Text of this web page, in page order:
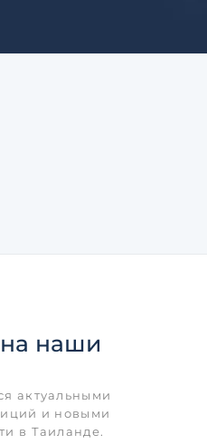
на наши
актуальными
и новыми
в Таиланде.